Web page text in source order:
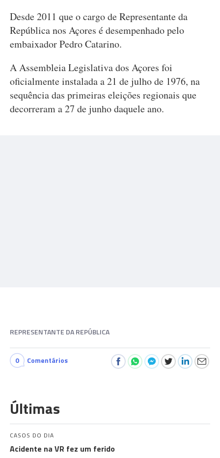
Desde 2011 que o cargo de Representante da
República nos Açores é desempenhado pelo
embaixador Pedro Catarino.
A Assembleia Legislativa dos Açores foi
oficialmente instalada a 21 de julho de 1976, na
sequência das primeiras eleições regionais que
decorreram a 27 de junho daquele ano.
REPRESENTANTE DA REPÚBLICA
0 Comentários
Últimas
CASOS DO DIA
Acidente na VR fez um ferido